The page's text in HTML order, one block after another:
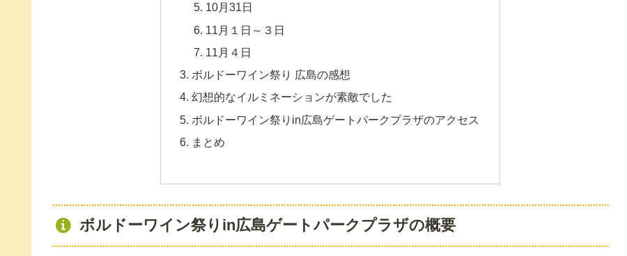
10月31日
11月１日～３日
11月４日
ボルドーワイン祭り 広島の感想
幻想的なイルミネーションが素敵でした
ボルドーワイン祭りin広島ゲートパークプラザのアクセス
まとめ
ボルドーワイン祭りin広島ゲートパークプラザの概要